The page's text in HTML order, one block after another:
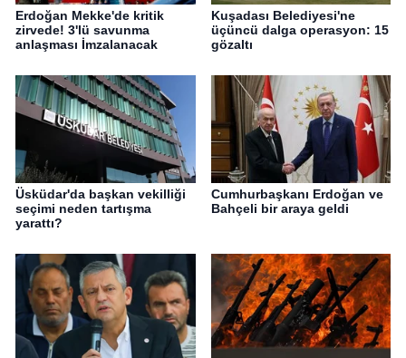
Erdoğan Mekke'de kritik
zirvede! 3'lü savunma
anlaşması İmzalanacak
Kuşadası Belediyesi'ne
üçüncü dalga operasyon: 15
gözaltı
Üsküdar'da başkan vekilliği
seçimi neden tartışma
yarattı?
Cumhurbaşkanı Erdoğan ve
Bahçeli bir araya geldi